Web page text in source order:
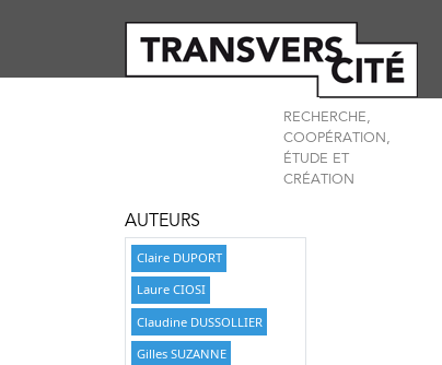
RECHERCHE,
COOPÉRATION,
ÉTUDE ET
CRÉATION
AUTEURS
Claire DUPORT
Laure CIOSI
Claudine DUSSOLLIER
Gilles SUZANNE